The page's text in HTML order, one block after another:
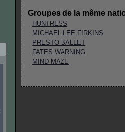
Groupes de la même
HUNTRESS
MICHAEL LEE FIRKINS
PRESTO BALLET
FATES WARNING
MIND MAZE